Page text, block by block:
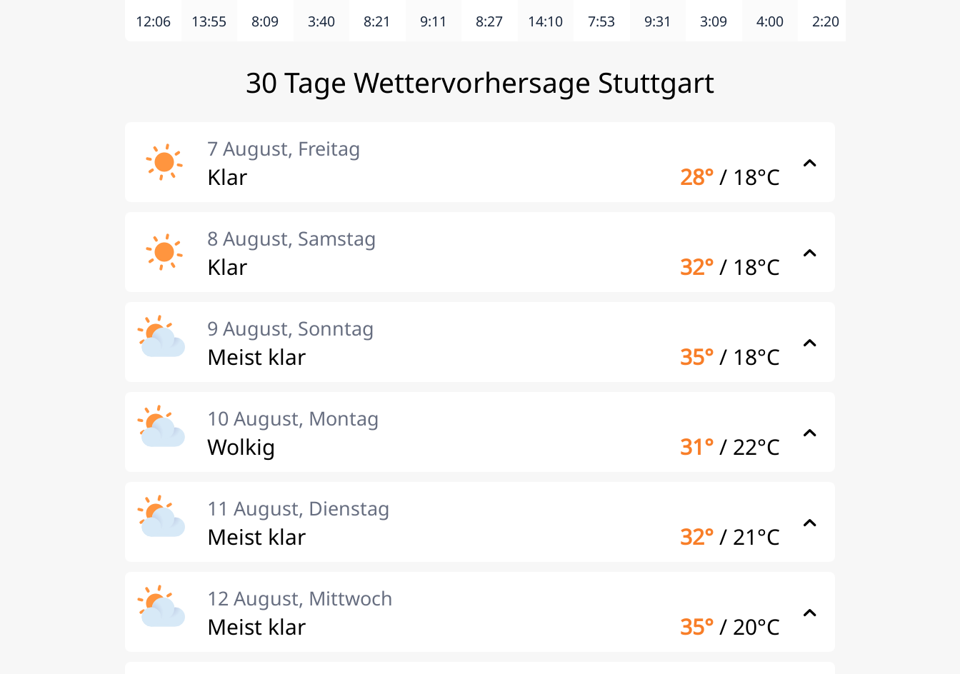
12:06 13:55 8:09 3:40 8:21 9:11 8:27 14:10 7:53 9:31 3:09 4:00 2:20
30 Tage Wettervorhersage Stuttgart
7 August, Freitag
Klar 28°/ 18°C
8 August, Samstag
Klar 32°/ 18°C
9 August, Sonntag
Meist klar 35°/ 18°C
10 August, Montag
Wolkig 31°/ 22°C
11 August, Dienstag
Meist klar 32°/ 21°C
12 August, Mittwoch
Meist klar 35°/ 20°C